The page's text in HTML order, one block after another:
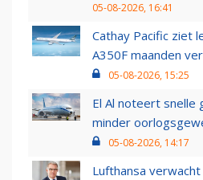
05-08-2026, 16:41
Cathay Pacific ziet
A350F maanden
05-08-2026, 15:25
El Al noteert snelle
minder
05-08-2026, 14:17
Lufthansa